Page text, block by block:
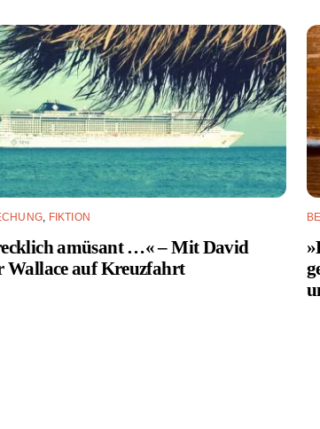
, FIKTION
amüsant …« – Mit David
Wallace auf Kreuzfahrt